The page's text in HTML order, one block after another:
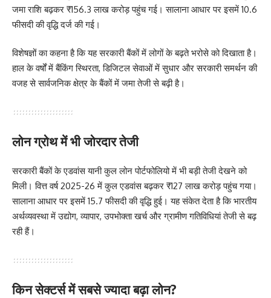
जमा राशि बढ़कर ₹156.3 लाख करोड़ पहुंच गई। सालाना आधार पर इसमें 10.6
फीसदी की वृद्धि दर्ज की गई।
विशेषज्ञों का कहना है कि यह सरकारी बैंकों में लोगों के बढ़ते भरोसे को दिखाता है।
हाल के वर्षों में बैंकिंग स्थिरता, डिजिटल सेवाओं में सुधार और सरकारी समर्थन की
वजह से सार्वजनिक क्षेत्र के बैंकों में जमा तेजी से बढ़ी है।
लोन ग्रोथ में भी जोरदार तेजी
सरकारी बैंकों के एडवांस यानी कुल लोन पोर्टफोलियो में भी बड़ी तेजी देखने को
मिली। वित्त वर्ष 2025-26 में कुल एडवांस बढ़कर ₹127 लाख करोड़ पहुंच गया।
सालाना आधार पर इसमें 15.7 फीसदी की वृद्धि हुई। यह संकेत देता है कि भारतीय
अर्थव्यवस्था में उद्योग, व्यापार, उपभोक्ता खर्च और ग्रामीण गतिविधियां तेजी से बढ़
रही हैं।
किन सेक्टर्स में सबसे ज्यादा बढ़ा लोन?